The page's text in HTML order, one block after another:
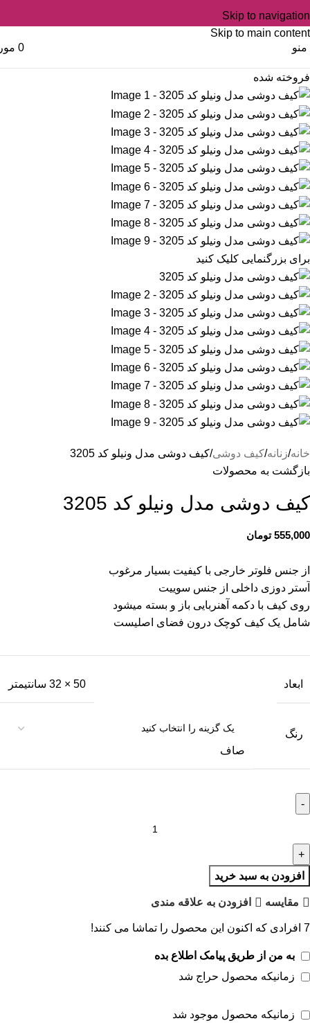
Skip to navigation
Skip to main content
منو
0
فروخته شده
برای بزرگنمایی کلیک کنید
خانه زنانه کیف دوشی کیف دوشی مدل ونیلو کد 3205
بازگشت به محصولات
کیف دوشی مدل ونیلو کد 3205
555,000 تومان
از جنس فلوتر خارجی با کیفیت بسیار مرغوب
آستر دوزی داخلی از جنس سوییت
روی کیف با دکمه آهنربایی باز و بسته میشود
شامل یک کیف کوچک درون فضای اصلیست
ابعاد 50 × 32 سانتیمتر
رنگ
صاف
افزودن به سبد خرید
مقايسه افزودن به علاقه مندی
7 افرادی که اکنون این محصول را تماشا می کنند!
به من از طریق پیامک اطلاع بده
زمانیکه محصول حراج شد
زمانیکه محصول موجود شد